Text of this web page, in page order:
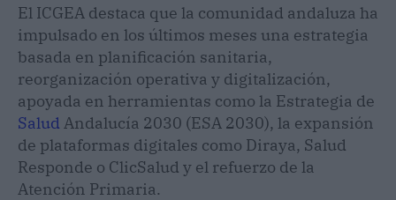
El ICGEA destaca que la comunidad andaluza ha
impulsado en los últimos meses una estrategia
basada en planificación sanitaria,
reorganización operativa y digitalización,
apoyada en herramientas como la Estrategia de
Salud Andalucía 2030 (ESA 2030), la expansión
de plataformas digitales como Diraya, Salud
Responde o ClicSalud y el refuerzo de la
Atención Primaria.